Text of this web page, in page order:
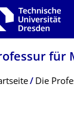
für
Menü
Die